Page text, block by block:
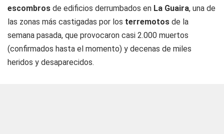
escombros de edificios derrumbados en La Guaira, una de
las zonas más castigadas por los terremotos de la
semana pasada, que provocaron casi 2.000 muertos
(confirmados hasta el momento) y decenas de miles
heridos y desaparecidos.